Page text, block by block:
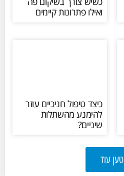
ואילו פתרונות קיימים
כיצד טיפול חניכיים עוזר
להימנע מהשתלות
שיניים?
טען עוד